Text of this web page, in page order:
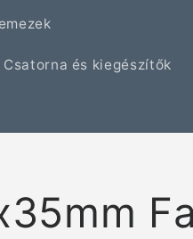
Csatorna és kiegészítők